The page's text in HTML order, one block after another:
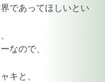
であってほしいとい
なので、
キと、